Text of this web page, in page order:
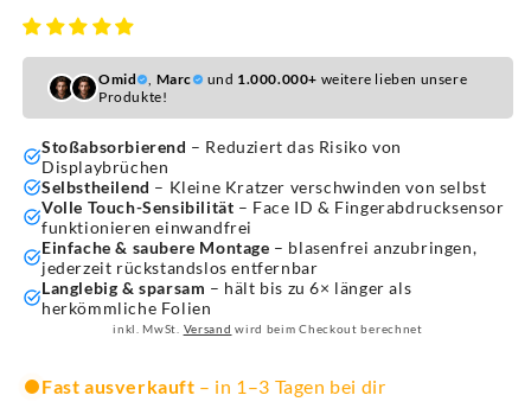
Omid , Marc und 1.000.000+ weitere lieben unsere
Produkte!
Stoßabsorbierend – Reduziert das Risiko von
Displaybrüchen
Selbstheilend – Kleine Kratzer verschwinden von selbst
Volle Touch-Sensibilität – Face ID & Fingerabdrucksensor
funktionieren einwandfrei
Einfache & saubere Montage – blasenfrei anzubringen,
jederzeit rückstandslos entfernbar
Langlebig & sparsam – hält bis zu 6× länger als
herkömmliche Folien
inkl. MwSt. Versand wird beim Checkout berechnet
Fast ausverkauft – in 1–3 Tagen bei dir